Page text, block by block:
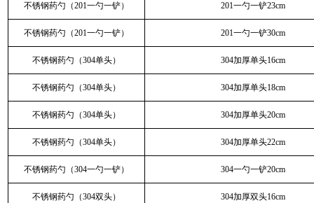
不锈钢药勺（201一勺一铲） 201一勺一铲23cm
不锈钢药勺（201一勺一铲） 201一勺一铲30cm
不锈钢药勺（304单头） 304加厚单头16cm
不锈钢药勺（304单头） 304加厚单头18cm
不锈钢药勺（304单头） 304加厚单头20cm
不锈钢药勺（304单头） 304加厚单头22cm
不锈钢药勺（304一勺一铲） 304一勺一铲20cm
不锈钢药勺（304双头） 304加厚双头16cm